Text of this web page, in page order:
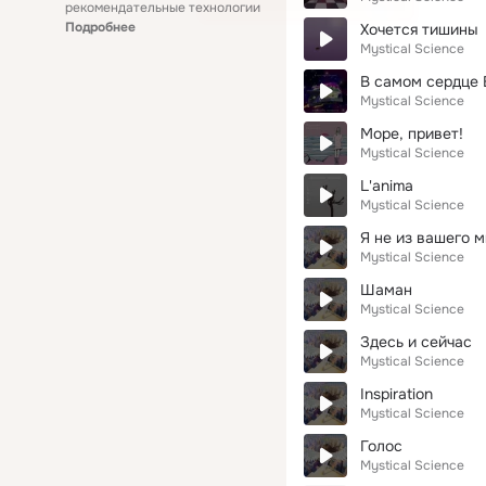
рекомендательные технологии
Подробнее
Хочется тишины
Mystical Science
В самом сердце
Mystical Science
Море, привет!
Mystical Science
L'anima
Mystical Science
Я не из вашего
Mystical Science
Шаман
Mystical Science
Здесь и сейчас
Mystical Science
Inspiration
Mystical Science
Голос
Mystical Science